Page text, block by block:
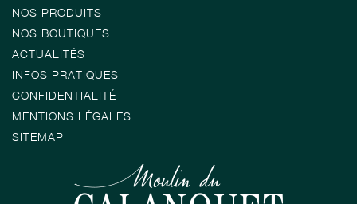
NOS PRODUITS
NOS BOUTIQUES
ACTUALITÉS
INFOS PRATIQUES
CONFIDENTIALITÉ
MENTIONS LÉGALES
SITEMAP